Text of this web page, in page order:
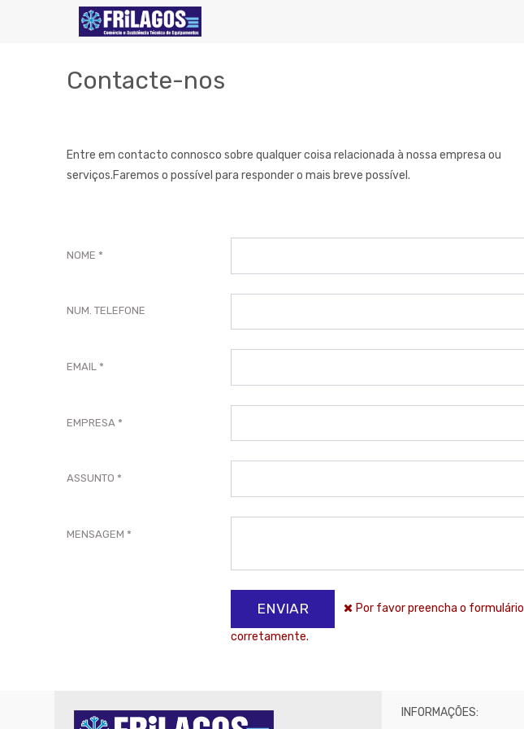
Contacte-nos
Entre em contacto connosco sobre qualquer coisa relacionada à nossa empresa ou
serviços.Faremos o possível para responder o mais breve possível.
NOME
NUM. TELEFONE
EMAIL
EMPRESA
ASSUNTO
MENSAGEM
ENVIAR Por favor preencha o formulário
corretamente.
INFORMAÇÕES: